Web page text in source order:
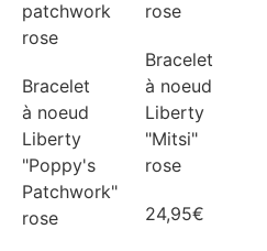
Bracelet
à noeud
Liberty
"Poppy's
Patchwork"
rose
Bracelet
à noeud
Liberty
"Mitsi"
rose
24,95€